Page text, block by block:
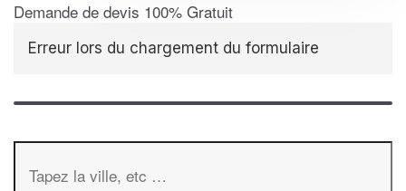
Demande de devis 100% Gratuit
Erreur lors du chargement du formulaire